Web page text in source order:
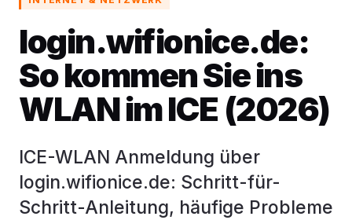
login.wifionice.de:
So kommen Sie ins
WLAN im ICE (2026)
ICE-WLAN Anmeldung über
login.wifionice.de: Schritt-für-
Schritt-Anleitung, häufige Probleme